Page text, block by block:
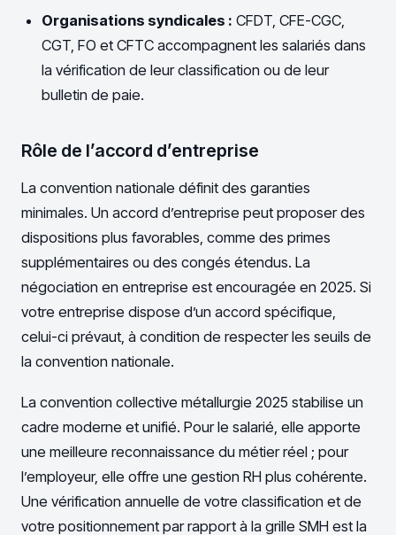
Organisations syndicales : CFDT, CFE-CGC,
CGT, FO et CFTC accompagnent les salariés dans
la vérification de leur classification ou de leur
bulletin de paie.
Rôle de l’accord d’entreprise
La convention nationale définit des garanties
minimales. Un accord d’entreprise peut proposer des
dispositions plus favorables, comme des primes
supplémentaires ou des congés étendus. La
négociation en entreprise est encouragée en 2025. Si
votre entreprise dispose d’un accord spécifique,
celui-ci prévaut, à condition de respecter les seuils de
la convention nationale.
La convention collective métallurgie 2025 stabilise un
cadre moderne et unifié. Pour le salarié, elle apporte
une meilleure reconnaissance du métier réel ; pour
l’employeur, elle offre une gestion RH plus cohérente.
Une vérification annuelle de votre classification et de
votre positionnement par rapport à la grille SMH est la